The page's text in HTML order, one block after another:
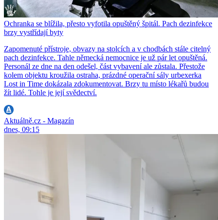
Ochranka se blížila, přesto vyfotila opuštěný špitál. Pach dezinfekce
brzy vystřídají byty
Zapomenuté přístroje, obvazy na stolcích a v chodbách stále citelný
pach dezinfekce. Tahle německá nemocnice je už pár let opuštěná.
Personál ze dne na den odešel, část vybavení ale zůstala. Přestože
kolem objektu kroužila ostraha, prázdné operační sály urbexerka
Lost in Time dokázala zdokumentovat. Brzy tu místo lékařů budou
žít lidé. Tohle je její svědectví.
Aktuálně.cz - Magazín
dnes, 09:15